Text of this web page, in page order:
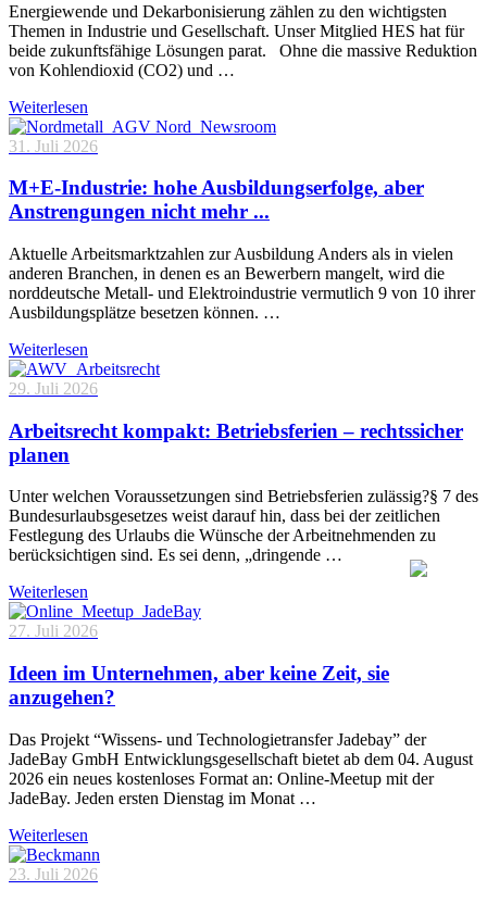
Energiewende und Dekarbonisierung zählen zu den wichtigsten
Themen in Industrie und Gesellschaft. Unser Mitglied HES hat für
beide zukunftsfähige Lösungen parat. Ohne die massive Reduktion
von Kohlendioxid (CO2) und …
Weiterlesen
31. Juli 2026
M+E-Industrie: hohe Ausbildungserfolge, aber
Anstrengungen nicht mehr ...
Aktuelle Arbeitsmarktzahlen zur Ausbildung Anders als in vielen
anderen Branchen, in denen es an Bewerbern mangelt, wird die
norddeutsche Metall- und Elektroindustrie vermutlich 9 von 10 ihrer
Ausbildungsplätze besetzen können. …
Weiterlesen
29. Juli 2026
Arbeitsrecht kompakt: Betriebsferien – rechtssicher
planen
Unter welchen Voraussetzungen sind Betriebsferien zulässig?§ 7 des
Bundesurlaubsgesetzes weist darauf hin, dass bei der zeitlichen
Festlegung des Urlaubs die Wünsche der Arbeitnehmenden zu
berücksichtigen sind. Es sei denn, „dringende …
Weiterlesen
27. Juli 2026
Ideen im Unternehmen, aber keine Zeit, sie
anzugehen?
Das Projekt “Wissens- und Technologietransfer Jadebay” der
JadeBay GmbH Entwicklungsgesellschaft bietet ab dem 04. August
2026 ein neues kostenloses Format an: Online-Meetup mit der
JadeBay. Jeden ersten Dienstag im Monat …
Weiterlesen
23. Juli 2026